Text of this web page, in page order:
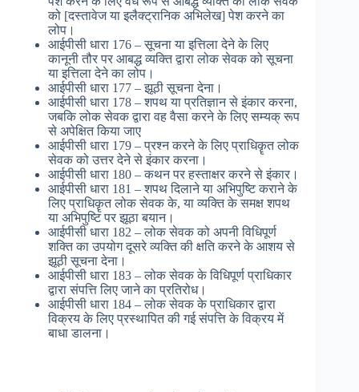
को [दस्तावेज या इलैक्ट्रानिक अभिलेख] पेश करने का
लोप।
आईपीसी धारा 176 – सूचना या इत्तिला देने के लिए
कानूनी तौर पर आबद्ध व्यक्ति द्वारा लोक सेवक को सूचना
या इत्तिला देने का लोप।
आईपीसी धारा 177 – झूठी सूचना देना।
आईपीसी धारा 178 – शपथ या प्रतिज्ञान से इंकार करना,
जबकि लोक सेवक द्वारा वह वैसा करने के लिए सम्यक् रूप
से अपेक्षित किया जाए
आईपीसी धारा 179 – प्रश्न करने के लिए प्राधिकॄत लोक
सेवक को उत्तर देने से इंकार करना।
आईपीसी धारा 180 – कथन पर हस्ताक्षर करने से इंकार।
आईपीसी धारा 181 – शपथ दिलाने या अभिपुष्टि कराने के
लिए प्राधिकॄत लोक सेवक के, या व्यक्ति के समक्ष शपथ
या अभिपुष्टि पर झूठा बयान।
आईपीसी धारा 182 – लोक सेवक को अपनी विधिपूर्ण
शक्ति का उपयोग दूसरे व्यक्ति की क्षति करने के आशय से
झूठी सूचना देना।
आईपीसी धारा 183 – लोक सेवक के विधिपूर्ण प्राधिकार
द्वारा संपत्ति लिए जाने का प्रतिरोध।
आईपीसी धारा 184 – लोक सेवक के प्राधिकार द्वारा
विक्रय के लिए प्रस्थापित की गई संपत्ति के विक्रय में
बाधा डालना।